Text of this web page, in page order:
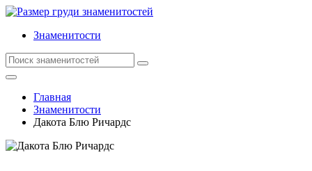
Знаменитости
Главная
Знаменитости
Дакота Блю Ричардс